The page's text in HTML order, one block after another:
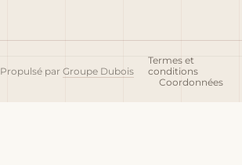
Propulsé par Groupe Dubois
Termes et
conditions
Coordonnées